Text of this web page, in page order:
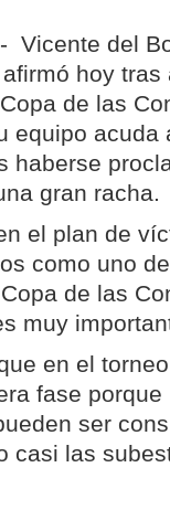
Vicente del
hoy
de las
equipo acuda
haberse
gran racha.
el plan de
como uno
de las
muy
en el
fase
ser
casi las